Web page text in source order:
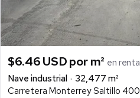
$6.46 USD por m² en renta
Nave industrial
32,477 m²